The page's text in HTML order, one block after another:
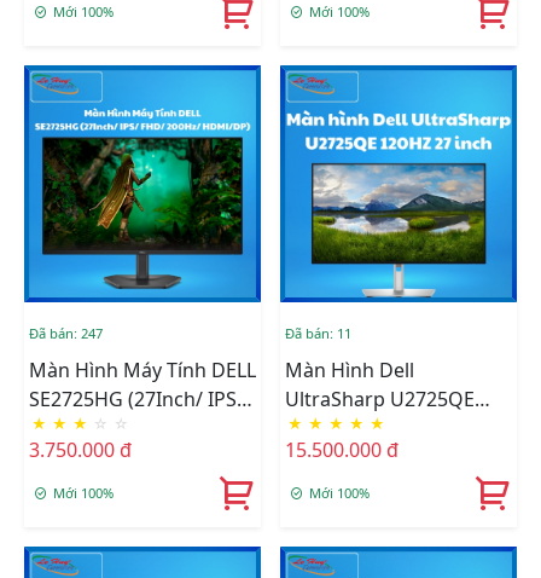
Mới 100% Mới 100%
Đã bán: 247
Màn Hình Máy Tính DELL
SE2725HG (27Inch/ IPS/
FHD/ 200Hz/ HDMI/DP)
★ ★ ★ ☆ ☆
3.750.000 đ
Mới 100%
Đã bán: 11
Màn Hình Dell
UltraSharp U2725QE
120HZ 27 Inch
★ ★ ★ ★ ★
15.500.000 đ
Mới 100%